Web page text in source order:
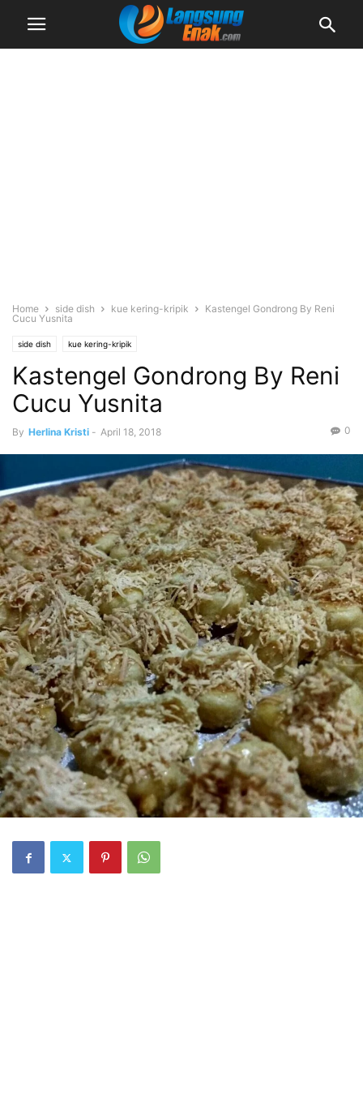
Home side dish kue kering-kripik
Kastengel Gondrong By Reni
Cucu Yusnita
side dish kue kering-kripik
Kastengel Gondrong By Reni
Cucu Yusnita
By Herlina Kristi - April 18, 2018 0